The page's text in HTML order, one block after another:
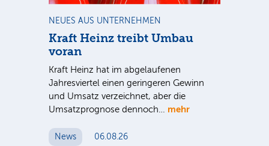
NEUES AUS UNTERNEHMEN
Kraft Heinz treibt Umbau
voran
Kraft Heinz hat im abgelaufenen
Jahresviertel einen geringeren Gewinn
und Umsatz verzeichnet, aber die
Umsatzprognose dennoch… mehr
News 06.08.26